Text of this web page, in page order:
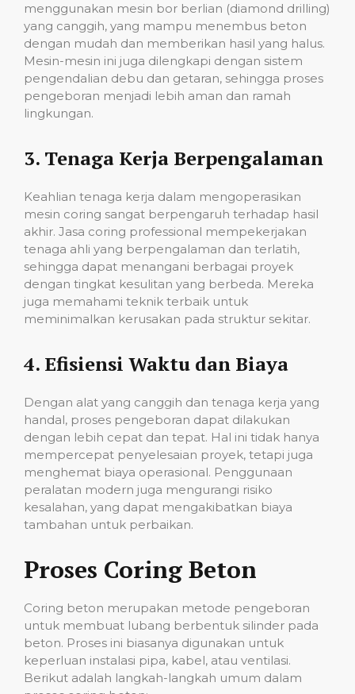
menggunakan mesin bor berlian (diamond drilling)
yang canggih, yang mampu menembus beton
dengan mudah dan memberikan hasil yang halus.
Mesin-mesin ini juga dilengkapi dengan sistem
pengendalian debu dan getaran, sehingga proses
pengeboran menjadi lebih aman dan ramah
lingkungan.
3. Tenaga Kerja Berpengalaman
Keahlian tenaga kerja dalam mengoperasikan
mesin coring sangat berpengaruh terhadap hasil
akhir. Jasa coring professional mempekerjakan
tenaga ahli yang berpengalaman dan terlatih,
sehingga dapat menangani berbagai proyek
dengan tingkat kesulitan yang berbeda. Mereka
juga memahami teknik terbaik untuk
meminimalkan kerusakan pada struktur sekitar.
4. Efisiensi Waktu dan Biaya
Dengan alat yang canggih dan tenaga kerja yang
handal, proses pengeboran dapat dilakukan
dengan lebih cepat dan tepat. Hal ini tidak hanya
mempercepat penyelesaian proyek, tetapi juga
menghemat biaya operasional. Penggunaan
peralatan modern juga mengurangi risiko
kesalahan, yang dapat mengakibatkan biaya
tambahan untuk perbaikan.
Proses Coring Beton
Coring beton merupakan metode pengeboran
untuk membuat lubang berbentuk silinder pada
beton. Proses ini biasanya digunakan untuk
keperluan instalasi pipa, kabel, atau ventilasi.
Berikut adalah langkah-langkah umum dalam